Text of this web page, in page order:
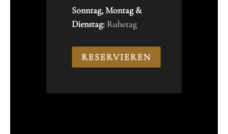
Sonntag, Montag &
Dienstag:Ruhetag
RESERVIEREN